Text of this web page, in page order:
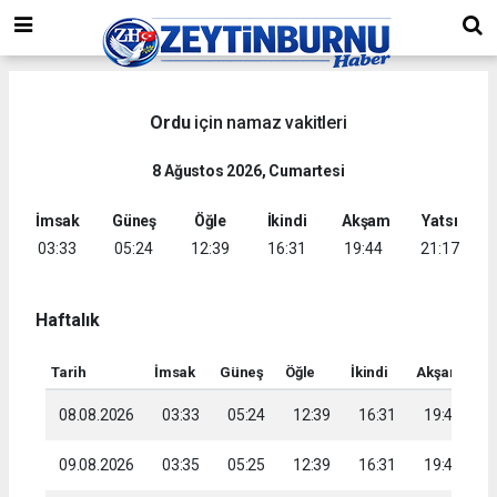
Orduiçin namaz vakitleri
8 Ağustos 2026, Cumartesi
İmsak
03:33
Güneş
05:24
Öğle
12:39
İkindi
16:31
Akşam
19:44
Yatsı
21:17
Haftalık
Tarih İmsak Güneş Öğle İkindi Akşam
08.08.2026 03:33 05:24 12:39 16:31 19:44
09.08.2026 03:35 05:25 12:39 16:31 19:42